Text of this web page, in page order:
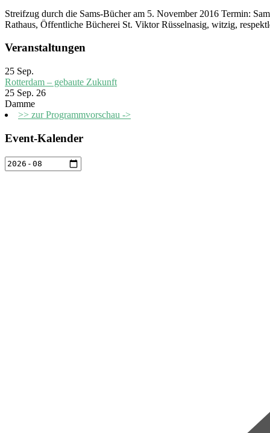
Streifzug durch die Sams-Bücher am 5. November 2016 Termin:
Rathaus, Öffentliche Bücherei St. Viktor Rüsselnasig, witzig,
Veranstaltungen
25 Sep.
Rotterdam – gebaute Zukunft
25 Sep. 26
Damme
>> zur Programmvorschau ->
Event-Kalender